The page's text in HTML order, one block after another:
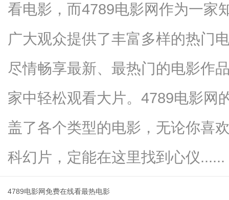
看电影，而4789电影网作为一家
广大观众提供了丰富多样的热门
尽情畅享最新、最热门的电影作
家中轻松观看大片。4789电影网
盖了各个类型的电影，无论你喜
科幻片，定能在这里找到心仪......
4789电影网免费在线看最热电影